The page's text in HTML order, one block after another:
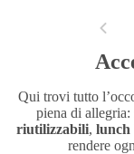
Qui trovi tutto
piena di allegria:
riutilizzabili, lunch
rendere